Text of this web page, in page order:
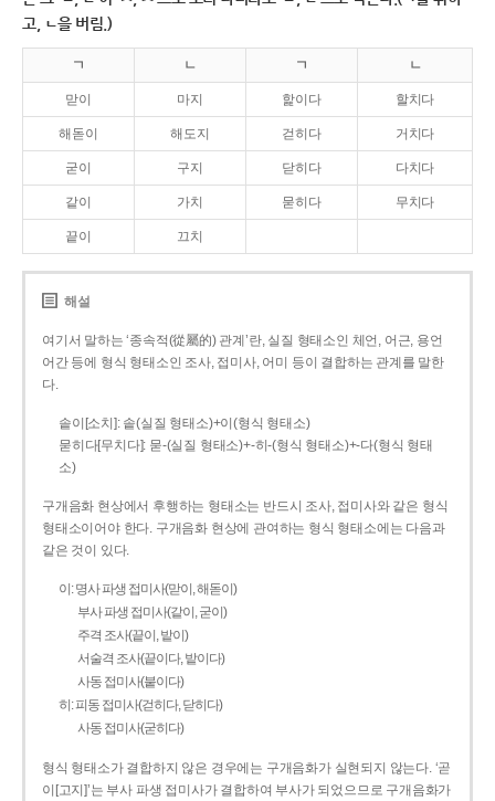
고, ㄴ을 버림.)
ㄱ ㄴ ㄱ ㄴ
맏이 마지 핥이다 할치다
해돋이 해도지 걷히다 거치다
굳이 구지 닫히다 다치다
같이 가치 묻히다 무치다
끝이 끄치
해설
여기서 말하는 ‘종속적(從屬的) 관계’란, 실질 형태소인 체언, 어근, 용언
어간 등에 형식 형태소인 조사, 접미사, 어미 등이 결합하는 관계를 말한
다.
솥이[소치]: 솥(실질 형태소)+이(형식 형태소)
묻히다[무치다]: 묻­-(실질 형태소)+­-히­-(형식 형태소)+-다(형식 형태
소)
구개음화 현상에서 후행하는 형태소는 반드시 조사, 접미사와 같은 형식
형태소이어야 한다. 구개음화 현상에 관여하는 형식 형태소에는 다음과
같은 것이 있다.
이: 명사 파생 접미사(맏이, 해돋이)
부사 파생 접미사(같이, 굳이)
주격 조사(끝이, 밭이)
서술격 조사(끝이다, 밭이다)
사동 접미사(붙이다)
히: 피동 접미사(걷히다, 닫히다)
사동 접미사(굳히다)
형식 형태소가 결합하지 않은 경우에는 구개음화가 실현되지 않는다. ‘곧
이[고지]’는 부사 파생 접미사가 결합하여 부사가 되었으므로 구개음화가